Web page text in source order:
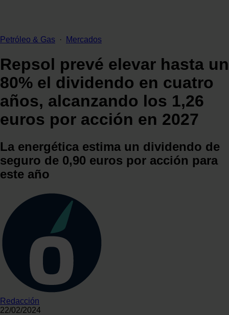
Petróleo & Gas · Mercados
Repsol prevé elevar hasta un
80% el dividendo en cuatro
años, alcanzando los 1,26
euros por acción en 2027
La energética estima un dividendo de
seguro de 0,90 euros por acción para
este año
Redacción
22/02/2024